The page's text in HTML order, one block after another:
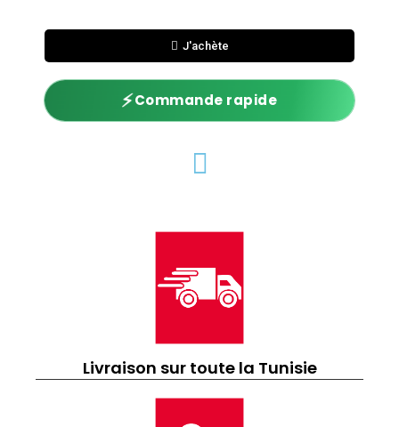
J'achète
⚡Commande rapide
Livraison sur toute la Tunisie